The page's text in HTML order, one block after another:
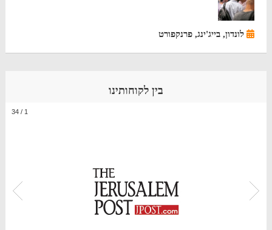
לונדון, בייג'ינג, פרנקפורט
בין לקוחותינו
1
/
34